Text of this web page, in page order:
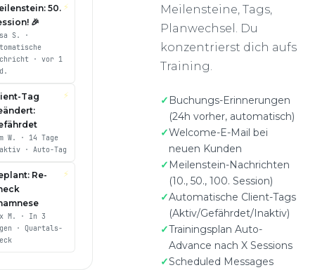
Meilensteine, Tags,
Planwechsel. Du
konzentrierst dich aufs
Training.
Buchungs-Erinnerungen
(24h vorher, automatisch)
Welcome-E-Mail bei
neuen Kunden
Meilenstein-Nachrichten
(10., 50., 100. Session)
Automatische Client-Tags
(Aktiv/Gefährdet/Inaktiv)
Trainingsplan Auto-
Advance nach X Sessions
Scheduled Messages
50.
🎉
S. ·
· vor 1
⚡
Tag
W. · 14 Tage
· Auto-Tag
⚡
Re-
M. · In 3
· Quartals-
⚡